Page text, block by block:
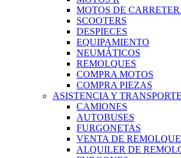
MOTOS DE
SCOOTERS
DESPIECES
EQUIPAMIENTO
NEUMÁTICOS
REMOLQUES
COMPRA MOTOS
COMPRA PIEZAS
ASISTENCIA Y TRANSPORTE
CAMIONES
AUTOBUSES
FURGONETAS
VENTA DE
ALQUILER DE